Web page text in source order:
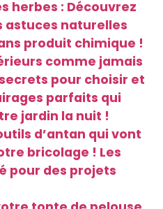
herbes : Découvrez
astuces naturelles
produit chimique !
comme jamais
pour choisir et
parfaits qui
jardin la nuit !
d’antan qui vont
bricolage ! Les
pour des projets